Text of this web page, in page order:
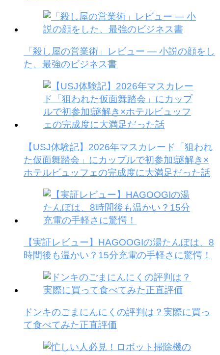
「殺し屋の営業術」レビュー — 小説の顔をし
た、最強のビジネス書
【USJ体験記】2026年マスカレード「狙われ
た仮面舞踏会」にカップルで初参加!謎解き×
ホテルビュッフェの完成度に大満足だった話
【実証レビュー】HAGOOGIの湯たんぽは、8
時間後も温かい？15分充電の手軽さに驚愕！
ドンキのごまにんにくの評判は？実際に買っ
て食べてみた正直評価